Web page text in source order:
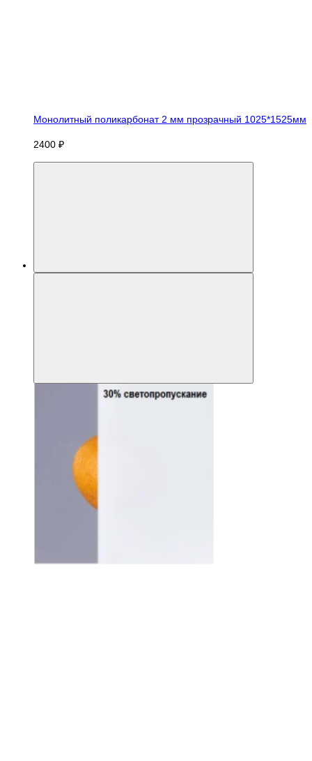
Монолитный поликарбонат 2 мм прозрачный 1025*1525мм
2400 ₽